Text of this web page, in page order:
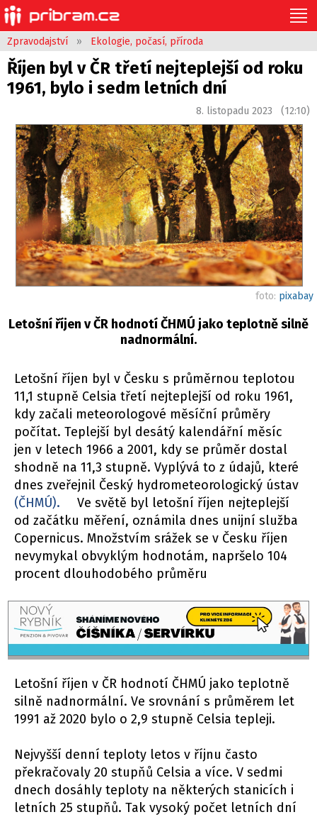
Zpravodajství » Ekologie, počasí, příroda
Říjen byl v ČR třetí nejteplejší od roku
1961, bylo i sedm letních dní
8. listopadu 2023 (12:10)
foto: pixabay
Letošní říjen v ČR hodnotí ČHMÚ jako teplotně silně
nadnormální.
Letošní říjen byl v Česku s průměrnou teplotou
11,1 stupně Celsia třetí nejteplejší od roku 1961,
kdy začali meteorologové měsíční průměry
počítat. Teplejší byl desátý kalendářní měsíc
jen v letech 1966 a 2001, kdy se průměr dostal
shodně na 11,3 stupně. Vyplývá to z údajů, které
dnes zveřejnil Český hydrometeorologický ústav
(ČHMÚ).
Ve světě byl letošní říjen nejteplejší
od začátku měření, oznámila dnes unijní služba
Copernicus. Množstvím srážek se v Česku říjen
nevymykal obvyklým hodnotám, napršelo 104
procent dlouhodobého průměru
Letošní říjen v ČR hodnotí ČHMÚ jako teplotně
silně nadnormální. Ve srovnání s průměrem let
1991 až 2020 bylo o 2,9 stupně Celsia tepleji.
Nejvyšší denní teploty letos v říjnu často
překračovaly 20 stupňů Celsia a více. V sedmi
dnech dosáhly teploty na některých stanicích i
letních 25 stupňů. Tak vysoký počet letních dní